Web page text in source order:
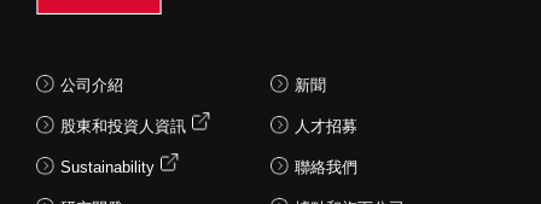
公司介紹
股東和投資人資訊
Sustainability
新聞
人才招募
聯絡我們